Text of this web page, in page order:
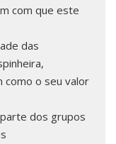
com que este
das
como o seu valor
dos grupos